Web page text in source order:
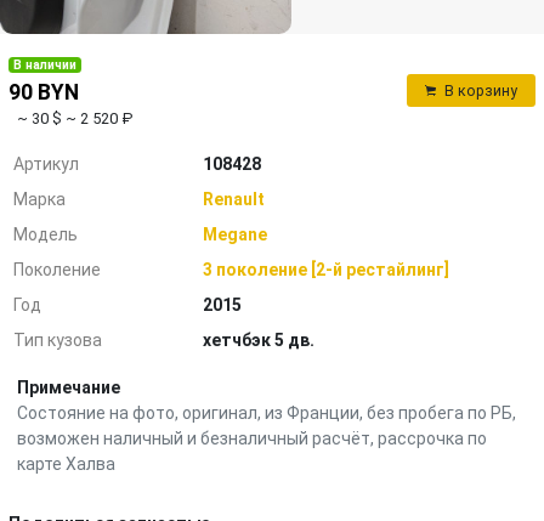
В наличии
90 BYN
~ 30 $ ~ 2 520 ₽
В корзину
Артикул
108428
Марка
Renault
Модель
Megane
Поколение
3 поколение [2-й рестайлинг]
Год
2015
Тип кузова
хетчбэк 5 дв.
Примечание
Состояние на фото, оригинал, из Франции, без пробега по РБ,
возможен наличный и безналичный расчёт, рассрочка по
карте Халва